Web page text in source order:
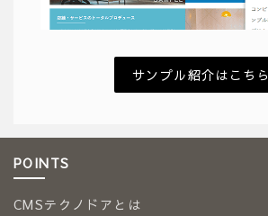
サンプル紹介はこちら
POINTS
CMSテクノドアとは